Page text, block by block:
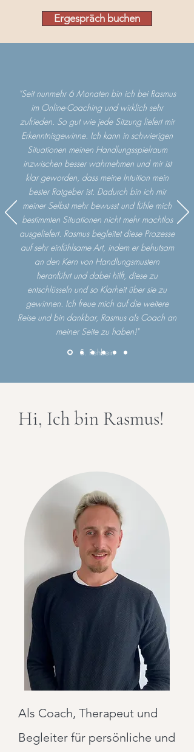
Ergespräch buchen
"Seit nunmehr 6 Monaten bin ich bei Rasmus
im Online-Coaching und wirklich sehr
zufrieden. So gut wie jede Sitzung liefert mir
Erkenntnisgewinne. Ich kann in schwierigen
Situationen meinen Handlungsspielraum
inzwischen besser wahrnehmen und mir ist
klar geworden, dass meine Intuition mein
bester Ratgeber ist. Dadurch bin ich mir
meiner Selbst mehr bewusst und fühle mich
bestimmten Situationen nicht mehr machtlos
ausgeliefert. Rasmus begleitet diese Prozesse
auf sehr einfühlsame Art, indem er behutsam
an den Kern von Handlungsmustern
heranführt und dabei hilft, diese zu
entschlüsseln und so Klarheit über sie zu
gewinnen. Ich freue mich auf die weitere
Reise und bin dankbar, Rasmus als Coach an
meiner Seite zu haben!"
S. Rehbein
Hi, Ich bin Rasmus!
Als Coach, Therapeut und
Begleiter für persönliche und